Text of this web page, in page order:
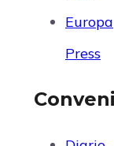
Europa
Press